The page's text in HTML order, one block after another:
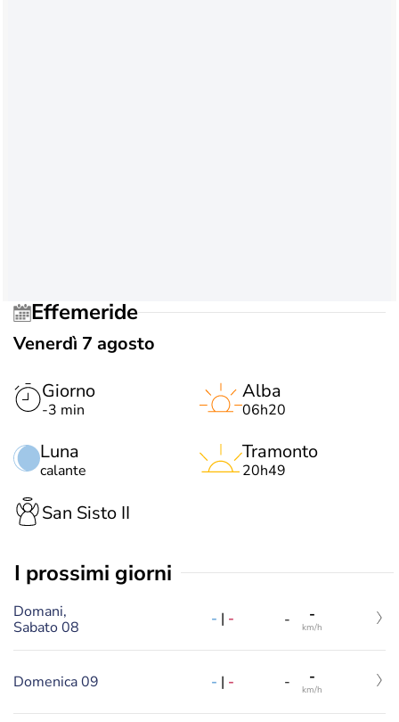
Effemeride
Venerdì 7 agosto
Giorno
-3 min
Luna
calante
Alba
06h20
Tramonto
20h49
San Sisto II
i prossimi giorni
Domani,
Sabato 08
- | - - -
km/h
Domenica 09 - | - - -
km/h